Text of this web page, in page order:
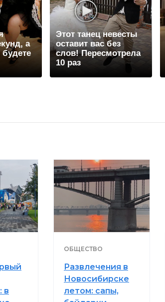
а
Этот танец невесты
оставит вас без
слов! Пересмотрела
10 раз
в
ОБЩЕСТВО
Развлечения в
Новосибирске
летом: сапы,